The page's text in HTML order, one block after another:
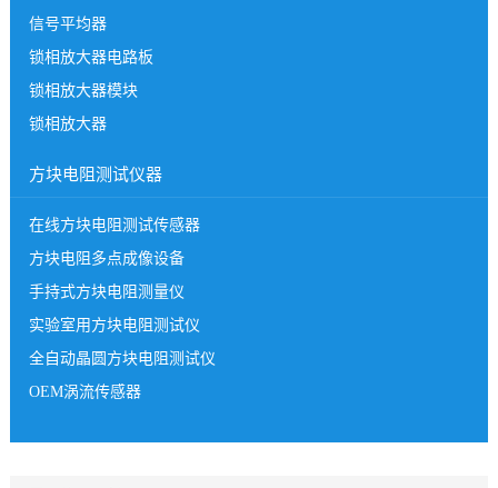
信号平均器
锁相放大器电路板
锁相放大器模块
锁相放大器
方块电阻测试仪器
在线方块电阻测试传感器
方块电阻多点成像设备
手持式方块电阻测量仪
实验室用方块电阻测试仪
全自动晶圆方块电阻测试仪
OEM涡流传感器